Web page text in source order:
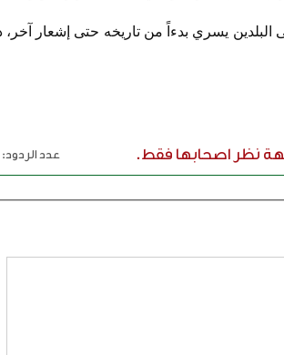
يسري بدءاً من تاريخه حتى إشعار آخر،
نظر اصحابها فقط.
عدد الردود: 0